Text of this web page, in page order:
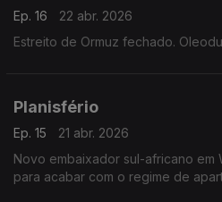
Ep. 16
22 abr. 2026
Estreito de Ormuz fechado.
Planisfério
Ep. 15
21 abr. 2026
Novo embaixador sul-africano em
para acabar com o regime de